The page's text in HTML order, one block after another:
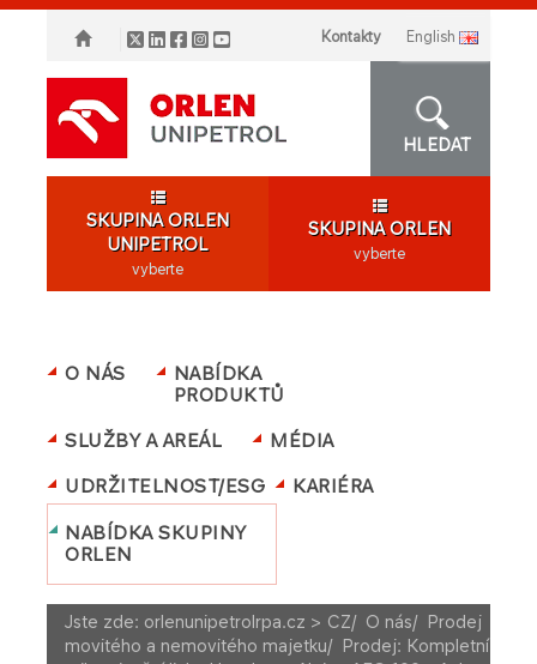
Kontakty english
HLEDAT
SKUPINA ORLEN
UNIPETROL
vyberte
SKUPINA ORLEN
vyberte
O NÁS
NABÍDKA
PRODUKTŮ
SLUŽBY A AREÁL
MÉDIA
UDRŽITELNOST/ESG
KARIÉRA
NABÍDKA SKUPINY
ORLEN
Jste zde: orlenunipetrolrpa.cz > CZ/ O nás/ Prodej
movitého a nemovitého majetku/ Prodej: Kompletní